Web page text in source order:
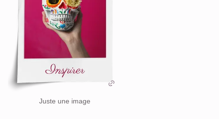
Juste une image